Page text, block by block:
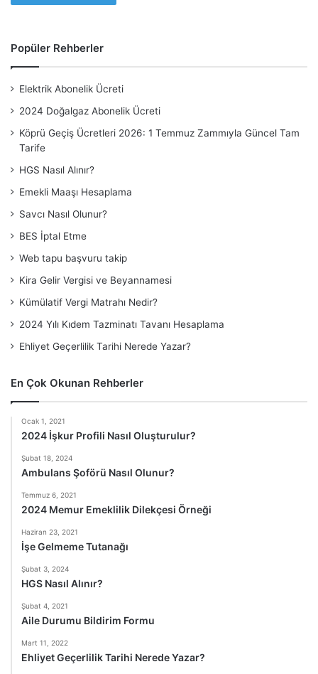
Popüler Rehberler
Elektrik Abonelik Ücreti
2024 Doğalgaz Abonelik Ücreti
Köprü Geçiş Ücretleri 2026: 1 Temmuz Zammıyla Güncel Tam
Tarife
HGS Nasıl Alınır?
Emekli Maaşı Hesaplama
Savcı Nasıl Olunur?
BES İptal Etme
Web tapu başvuru takip
Kira Gelir Vergisi ve Beyannamesi
Kümülatif Vergi Matrahı Nedir?
2024 Yılı Kıdem Tazminatı Tavanı Hesaplama
Ehliyet Geçerlilik Tarihi Nerede Yazar?
En Çok Okunan Rehberler
Ocak 1, 2021
2024 İşkur Profili Nasıl Oluşturulur?
Şubat 18, 2024
Ambulans Şoförü Nasıl Olunur?
Temmuz 6, 2021
2024 Memur Emeklilik Dilekçesi Örneği
Haziran 23, 2021
İşe Gelmeme Tutanağı
Şubat 3, 2024
HGS Nasıl Alınır?
Şubat 4, 2021
Aile Durumu Bildirim Formu
Mart 11, 2022
Ehliyet Geçerlilik Tarihi Nerede Yazar?